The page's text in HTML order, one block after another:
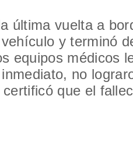
última vuelta a
y terminó
equipos médicos
no
que el